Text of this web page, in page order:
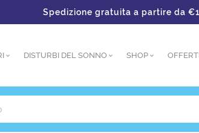
Spedizione gratuita a partire da €150 –
DISTURBI DEL SONNO SHOP